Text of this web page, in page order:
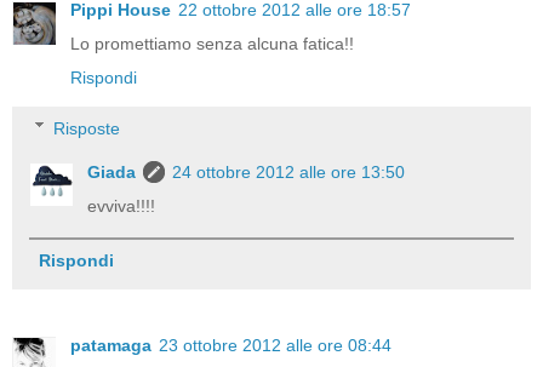
Pippi House 22 ottobre 2012 alle ore 18:57
Lo promettiamo senza alcuna fatica!!
Rispondi
Risposte
Giada
24 ottobre 2012 alle ore 13:50
evviva!!!!
Rispondi
patamaga 23 ottobre 2012 alle ore 08:44